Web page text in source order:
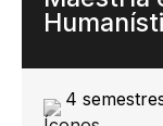
4